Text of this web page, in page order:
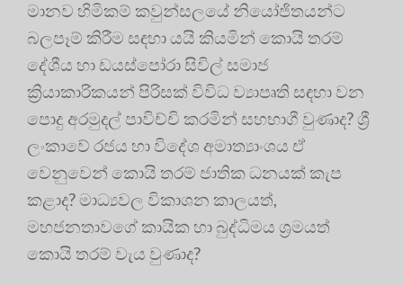
මානව හිමිකම් කවුන්සලයේ නියෝජිතයන්ට
බලපෑම් කිරීම සඳහා යයි කියමින් කොයි තරම්
දේශීය හා ඩයස්පෝරා සිවිල් සමාජ
ක්‍රියාකාරිකයන් පිරිසක් විවිධ ව්‍යාපෘති සඳහා වන
පොදු අරමුදල් පාවිච්චි කරමින් සහභාගී වුණාද? ශ්‍රී
ලංකාවේ රජය හා විදේශ අමාත්‍යාංශය ඒ
වෙනුවෙන් කොයි තරම් ජාතික ධනයක් කැප
කළාද? මාධ්‍යවල විකාශන කාලයත්,
මහජනතාවගේ කායික හා බුද්ධිමය ශ්‍රමයත්
කොයි තරම් වැය වුණාද?